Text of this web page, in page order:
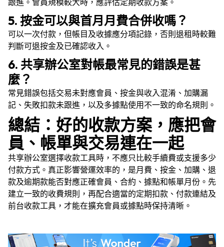
跟進。會員規模較大時，應評估定期收款方案。
5. 按金可以與首月月費合併收嗎？
可以一次付款，但帳目及收據應分項記錄，否則退租時較難
判斷可退按金及已確認收入。
6. 共享辦公室對帳最常見的錯誤是甚
麼？
常見錯誤包括交易未對應會員、按金與收入混淆、加購漏
記、失敗扣款未跟進，以及多據點使用不一致的命名規則。
總結：好的收款方案，應把會
員、帳單與交易連在一起
共享辦公室選擇收款工具時，不應只比較手續費或支援多少
付款方式。真正影響營運效率的，是月費、按金、加購、退
款及逾期款能否對應正確會員、合約、據點和帳單月份。先
建立一致的收費規則，再配合適當的定期扣款、付款連結及
前台收款工具，才能在擴充會員或據點時保持清晰。